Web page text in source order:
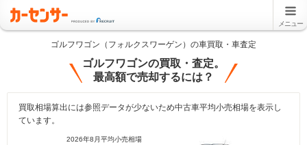
メニュー
ゴルフワゴン（フォルクスワーゲン）の車買取・車査定
ゴルフワゴンの買取・査定。
最高額で売却するには？
買取相場算出には参照データが少ないため中古車平均小売相場を表示し
ています。
2026年8月平均小売相場